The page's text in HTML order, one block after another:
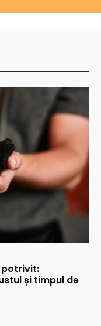
potrivit:
și timpul de